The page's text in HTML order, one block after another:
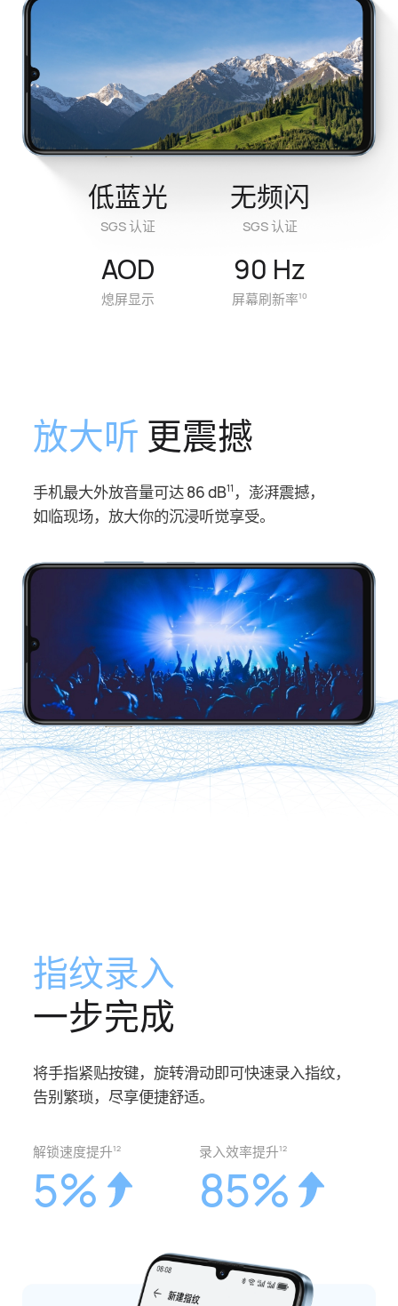
低蓝光
SGS 认证
无频闪
SGS 认证
AOD
熄屏显示
90 Hz
屏幕刷新率10
放大听 更震撼
手机最大外放音量可达 86 dB11 ，澎湃震撼，
如临现场，放大你的沉浸听觉享受。
指纹录入
一步完成
将手指紧贴按键，旋转滑动即可快速录入指⁠纹，
告别繁琐，尽享便捷舒适。
解锁速度提升12
5%
录入效率提升12
85%